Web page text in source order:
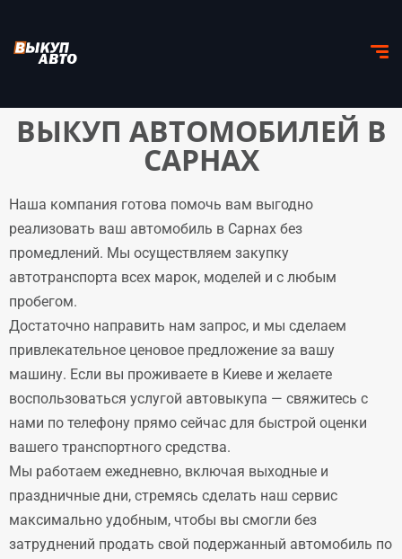
ВЫКУП АВТОМОБИЛЕЙ В
САРНАХ
Наша компания готова помочь вам выгодно
реализовать ваш автомобиль в Сарнах без
промедлений. Мы осуществляем закупку
автотранспорта всех марок, моделей и с любым
пробегом.
Достаточно направить нам запрос, и мы сделаем
привлекательное ценовое предложение за вашу
машину. Если вы проживаете в Киеве и желаете
воспользоваться услугой автовыкупа — свяжитесь с
нами по телефону прямо сейчас для быстрой оценки
вашего транспортного средства.
Мы работаем ежедневно, включая выходные и
праздничные дни, стремясь сделать наш сервис
максимально удобным, чтобы вы смогли без
затруднений продать свой подержанный автомобиль по